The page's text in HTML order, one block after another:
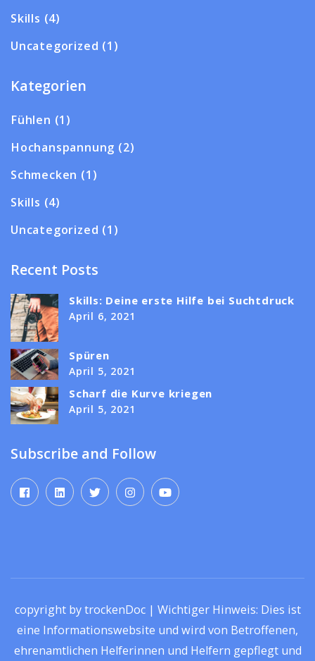
Skills (4)
Uncategorized (1)
Kategorien
Fühlen (1)
Hochanspannung (2)
Schmecken (1)
Skills (4)
Uncategorized (1)
Recent Posts
Skills: Deine erste Hilfe bei Suchtdruck
April 6, 2021
Spüren
April 5, 2021
Scharf die Kurve kriegen
April 5, 2021
Subscribe and Follow
copyright by trockenDoc | Wichtiger Hinweis: Dies ist
eine Informationswebsite und wird von Betroffenen,
ehrenamtlichen Helferinnen und Helfern gepflegt und